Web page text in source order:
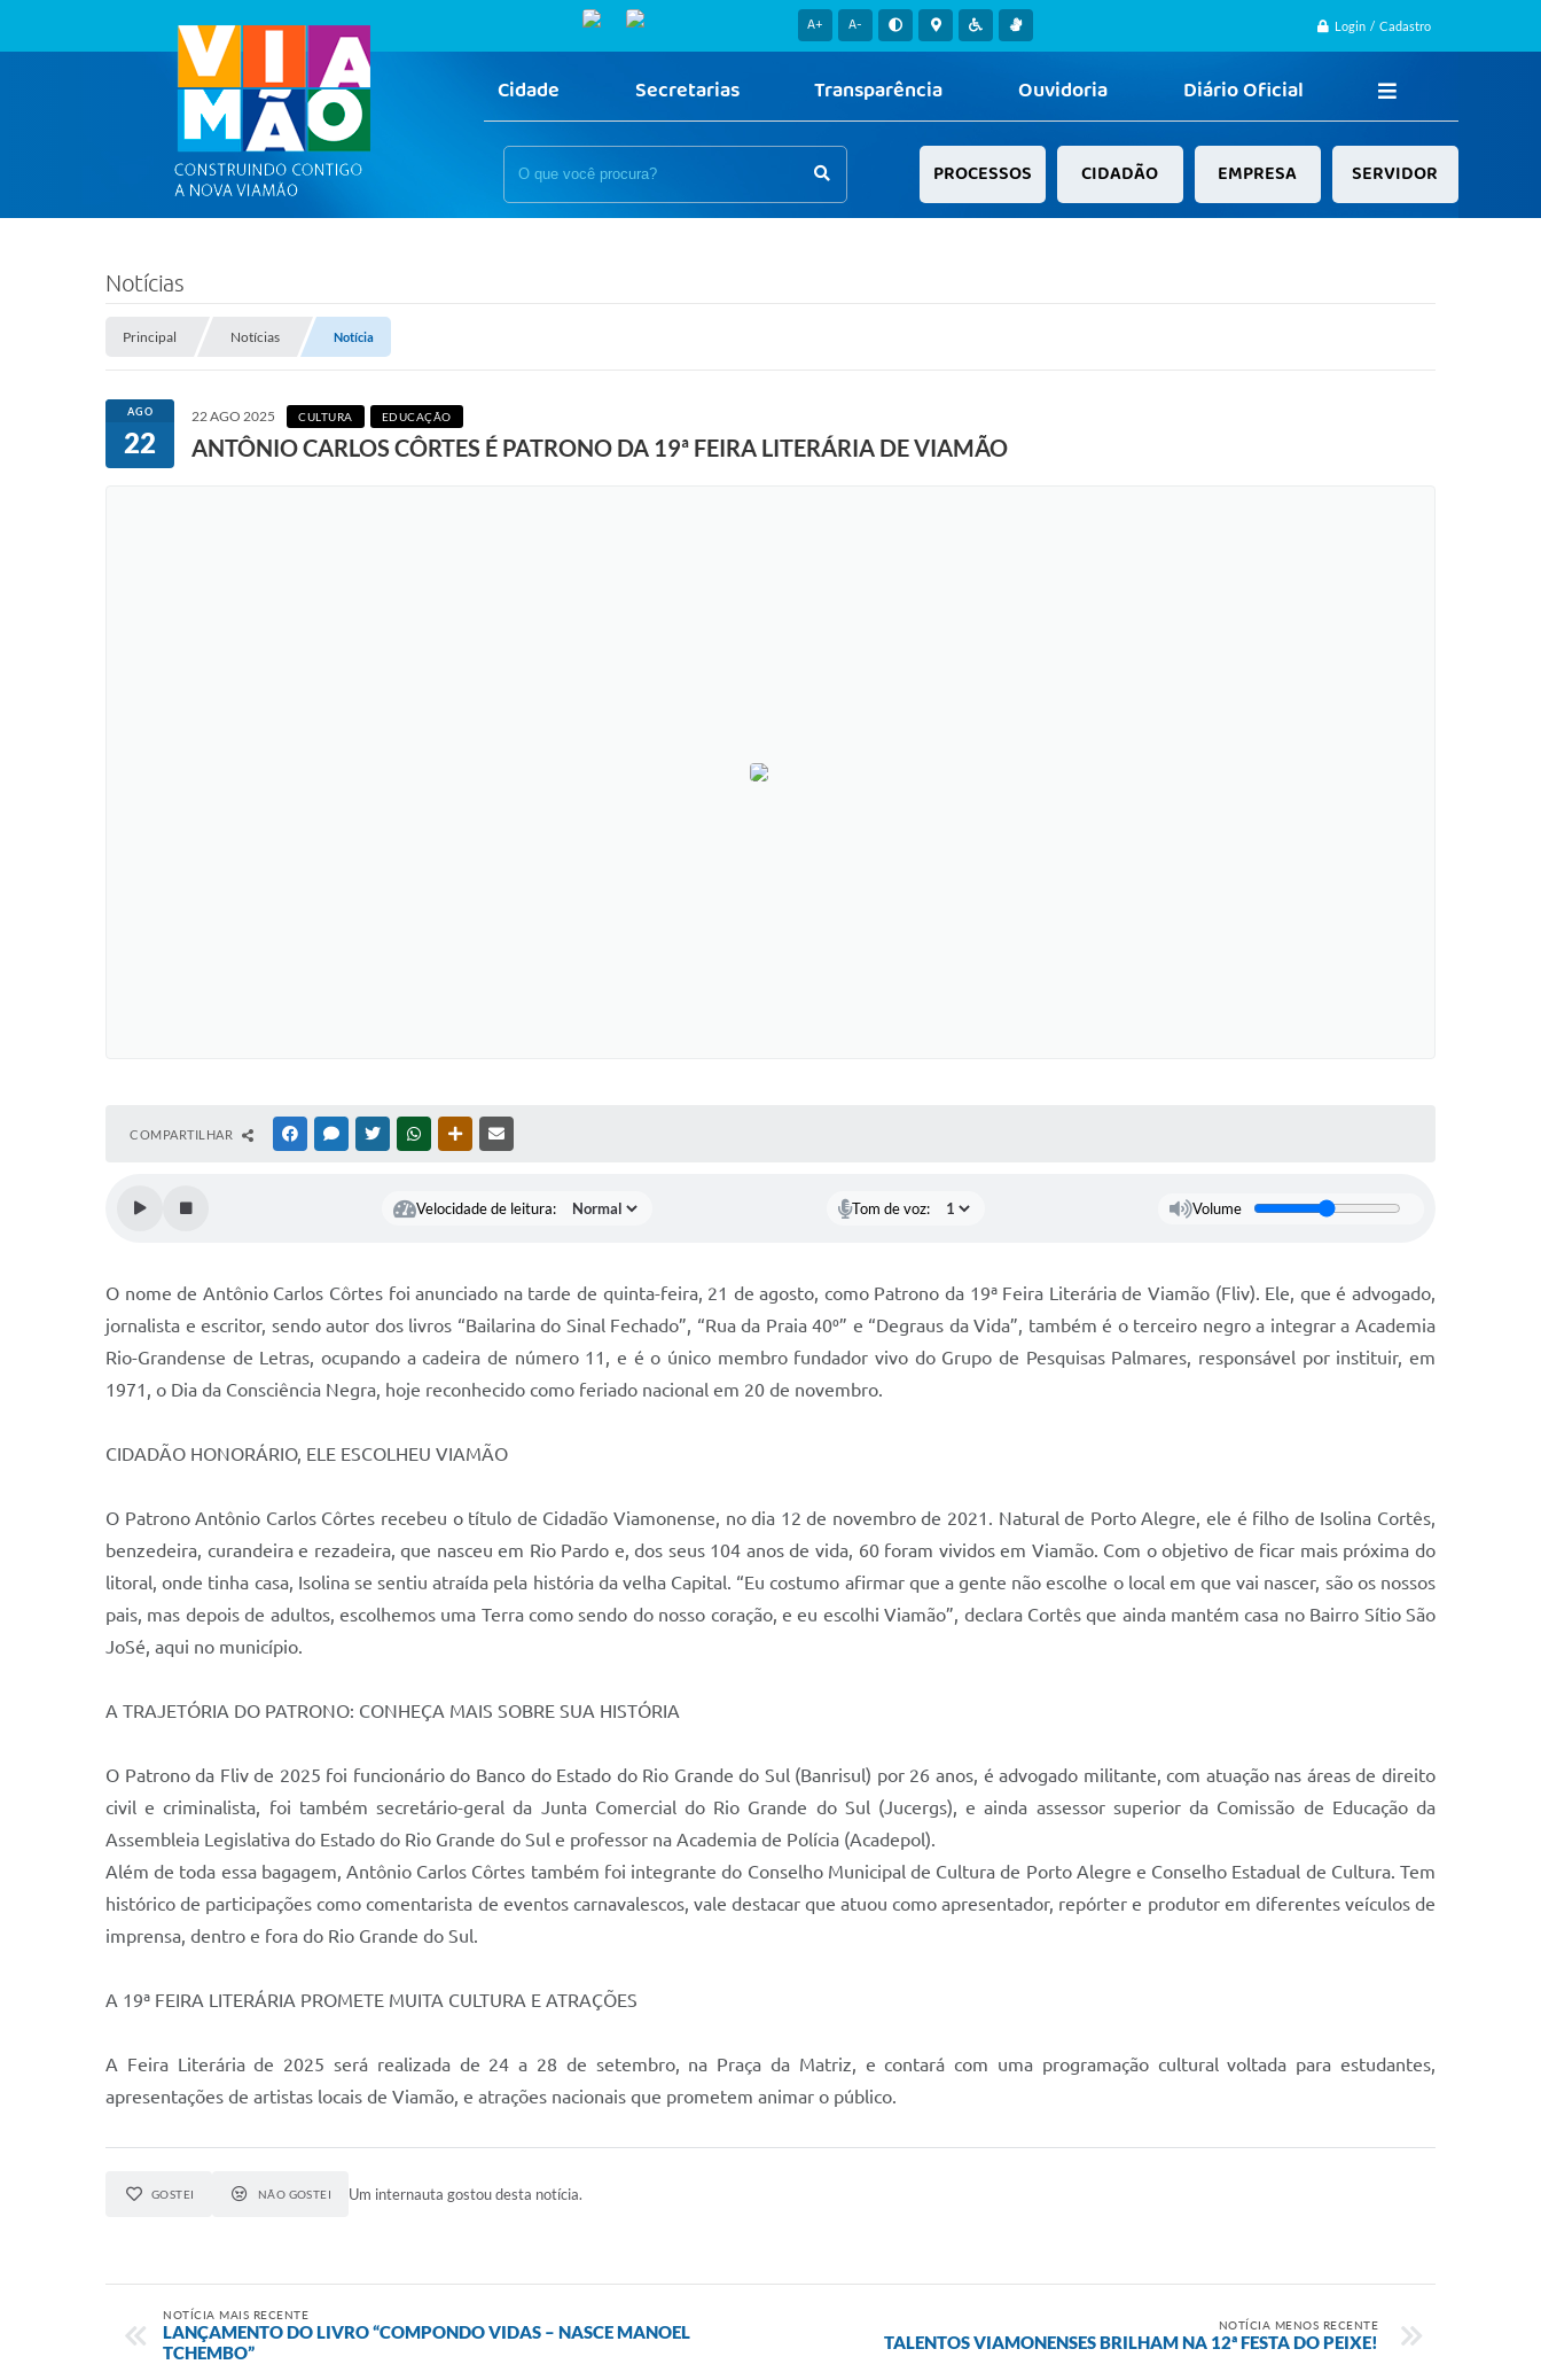
Login / Cadastro
A+ A-
Cidade Secretarias Transparência Ouvidoria Diário Oficial
PROCESSOS CIDADÃO EMPRESA SERVIDOR
Notícias
Principal Notícias Notícia
AGO
22
22 AGO 2025 CULTURA EDUCAÇÃO
ANTÔNIO CARLOS CÔRTES É PATRONO DA 19ª FEIRA LITERÁRIA DE VIAMÃO
COMPARTILHAR FACEBOOKMESSENGER
TWITTERWHATSAPPOUTRAS MÍDIAS
Velocidade de leitura: Tom de voz: Volume
O nome de Antônio Carlos Côrtes foi anunciado na tarde de quinta-feira, 21 de agosto, como Patrono da 19ª Feira Literária de Viamão (Fliv). Ele, que é advogado,
jornalista e escritor, sendo autor dos livros “Bailarina do Sinal Fechado”, “Rua da Praia 40⁰” e “Degraus da Vida”, também é o terceiro negro a integrar a Academia
Rio-Grandense de Letras, ocupando a cadeira de número 11, e é o único membro fundador vivo do Grupo de Pesquisas Palmares, responsável por instituir, em
1971, o Dia da Consciência Negra, hoje reconhecido como feriado nacional em 20 de novembro.
CIDADÃO HONORÁRIO, ELE ESCOLHEU VIAMÃO
O Patrono Antônio Carlos Côrtes recebeu o título de Cidadão Viamonense, no dia 12 de novembro de 2021. Natural de Porto Alegre, ele é filho de Isolina Cortês,
benzedeira, curandeira e rezadeira, que nasceu em Rio Pardo e, dos seus 104 anos de vida, 60 foram vividos em Viamão. Com o objetivo de ficar mais próxima do
litoral, onde tinha casa, Isolina se sentiu atraída pela história da velha Capital. “Eu costumo afirmar que a gente não escolhe o local em que vai nascer, são os nossos
pais, mas depois de adultos, escolhemos uma Terra como sendo do nosso coração, e eu escolhi Viamão”, declara Cortês que ainda mantém casa no Bairro Sítio São
JoSé, aqui no município.
A TRAJETÓRIA DO PATRONO: CONHEÇA MAIS SOBRE SUA HISTÓRIA
O Patrono da Fliv de 2025 foi funcionário do Banco do Estado do Rio Grande do Sul (Banrisul) por 26 anos, é advogado militante, com atuação nas áreas de direito
civil e criminalista, foi também secretário-geral da Junta Comercial do Rio Grande do Sul (Jucergs), e ainda assessor superior da Comissão de Educação da
Assembleia Legislativa do Estado do Rio Grande do Sul e professor na Academia de Polícia (Acadepol).
Além de toda essa bagagem, Antônio Carlos Côrtes também foi integrante do Conselho Municipal de Cultura de Porto Alegre e Conselho Estadual de Cultura. Tem
histórico de participações como comentarista de eventos carnavalescos, vale destacar que atuou como apresentador, repórter e produtor em diferentes veículos de
imprensa, dentro e fora do Rio Grande do Sul.
A 19ª FEIRA LITERÁRIA PROMETE MUITA CULTURA E ATRAÇÕES
A Feira Literária de 2025 será realizada de 24 a 28 de setembro, na Praça da Matriz, e contará com uma programação cultural voltada para estudantes,
apresentações de artistas locais de Viamão, e atrações nacionais que prometem animar o público.
GOSTEI NÃO GOSTEI Um internauta gostou desta notícia.
NOTÍCIA MAIS RECENTE
LANÇAMENTO DO LIVRO “COMPONDO VIDAS – NASCE MANOEL
TCHEMBO”
NOTÍCIA MENOS RECENTE
TALENTOS VIAMONENSES BRILHAM NA 12ª FESTA DO PEIXE!